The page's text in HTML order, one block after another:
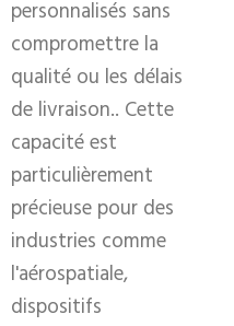
personnalisés sans
compromettre la
qualité ou les délais
de livraison.. Cette
capacité est
particulièrement
précieuse pour des
industries comme
l'aérospatiale,
dispositifs